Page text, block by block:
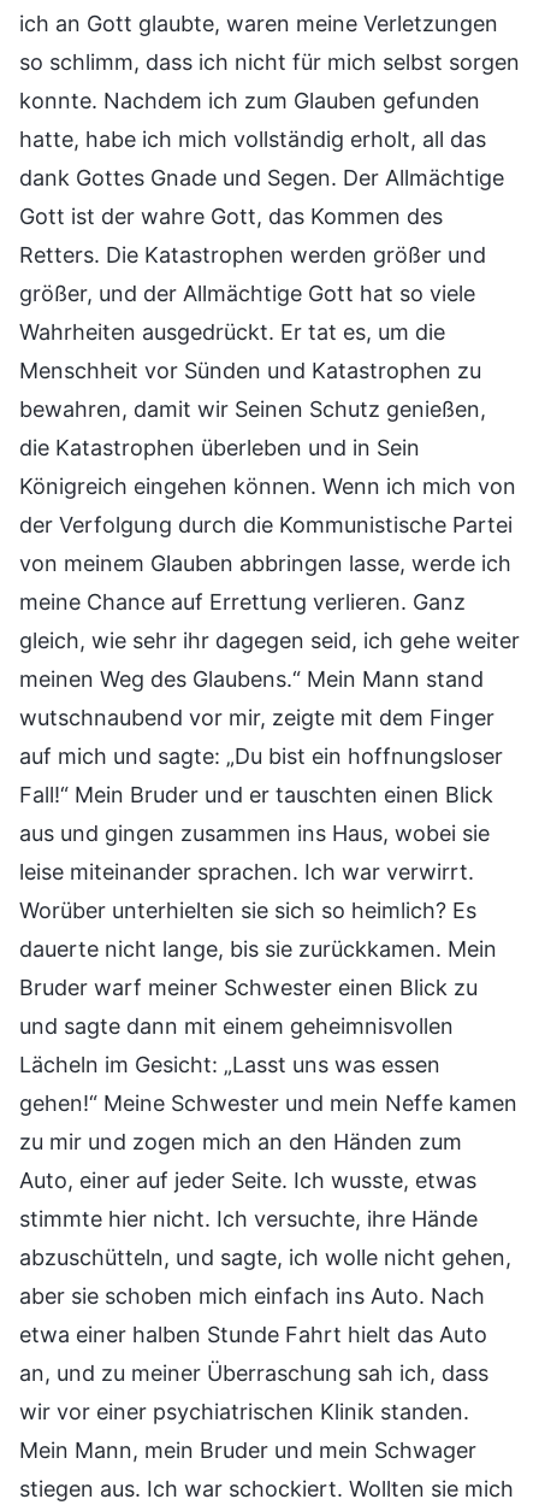
ich an Gott glaubte, waren meine Verletzungen
so schlimm, dass ich nicht für mich selbst sorgen
konnte. Nachdem ich zum Glauben gefunden
hatte, habe ich mich vollständig erholt, all das
dank Gottes Gnade und Segen. Der Allmächtige
Gott ist der wahre Gott, das Kommen des
Retters. Die Katastrophen werden größer und
größer, und der Allmächtige Gott hat so viele
Wahrheiten ausgedrückt. Er tat es, um die
Menschheit vor Sünden und Katastrophen zu
bewahren, damit wir Seinen Schutz genießen,
die Katastrophen überleben und in Sein
Königreich eingehen können. Wenn ich mich von
der Verfolgung durch die Kommunistische Partei
von meinem Glauben abbringen lasse, werde ich
meine Chance auf Errettung verlieren. Ganz
gleich, wie sehr ihr dagegen seid, ich gehe weiter
meinen Weg des Glaubens.“ Mein Mann stand
wutschnaubend vor mir, zeigte mit dem Finger
auf mich und sagte: „Du bist ein hoffnungsloser
Fall!“ Mein Bruder und er tauschten einen Blick
aus und gingen zusammen ins Haus, wobei sie
leise miteinander sprachen. Ich war verwirrt.
Worüber unterhielten sie sich so heimlich? Es
dauerte nicht lange, bis sie zurückkamen. Mein
Bruder warf meiner Schwester einen Blick zu
und sagte dann mit einem geheimnisvollen
Lächeln im Gesicht: „Lasst uns was essen
gehen!“ Meine Schwester und mein Neffe kamen
zu mir und zogen mich an den Händen zum
Auto, einer auf jeder Seite. Ich wusste, etwas
stimmte hier nicht. Ich versuchte, ihre Hände
abzuschütteln, und sagte, ich wolle nicht gehen,
aber sie schoben mich einfach ins Auto. Nach
etwa einer halben Stunde Fahrt hielt das Auto
an, und zu meiner Überraschung sah ich, dass
wir vor einer psychiatrischen Klinik standen.
Mein Mann, mein Bruder und mein Schwager
stiegen aus. Ich war schockiert. Wollten sie mich